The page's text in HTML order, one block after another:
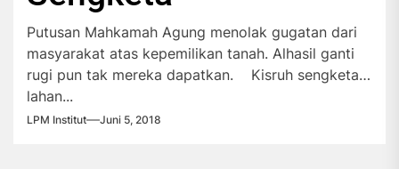
Putusan Mahkamah Agung menolak gugatan dari
masyarakat atas kepemilikan tanah. Alhasil ganti
rugi pun tak mereka dapatkan. Kisruh sengketa
lahan...
LPM Institut Juni 5, 2018